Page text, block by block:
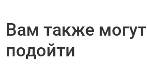
Вам также могут
подойти